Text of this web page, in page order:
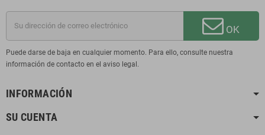
OK
Puede darse de baja en cualquier momento. Para ello, consulte nuestra
información de contacto en el aviso legal.
INFORMACIÓN
SU CUENTA